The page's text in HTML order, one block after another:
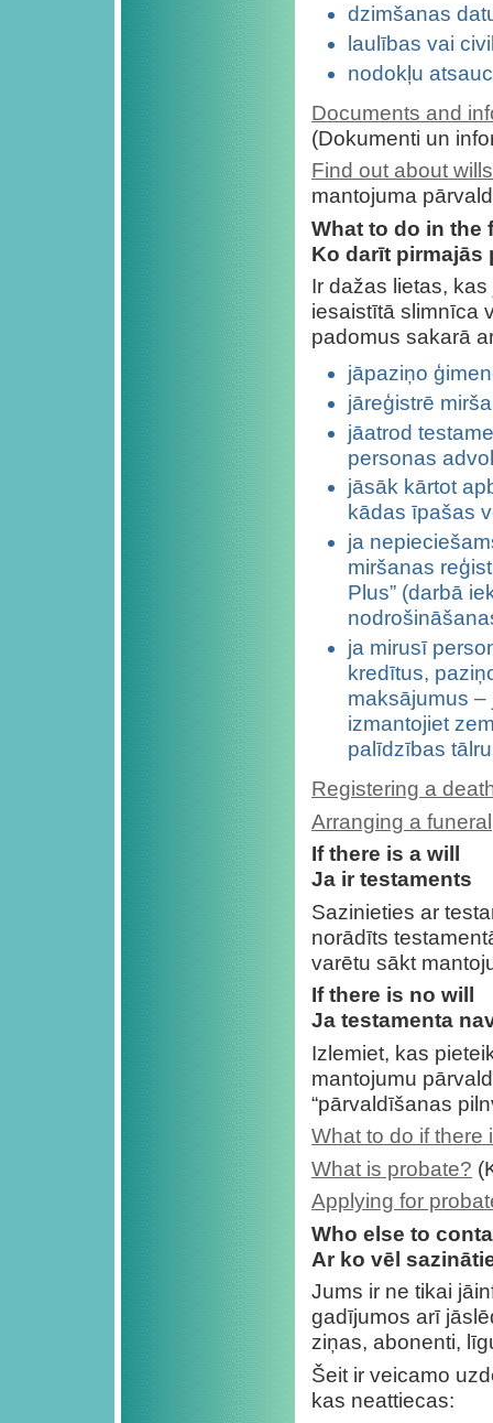
dzimšanas
laulības vai
nodokļu
Documents and
(Dokumenti un
Find out about
mantojuma
What to do in the
Ko darīt pirmajās
Ir dažas lietas,
iesaistītā slimnīca
padomus sakarā
jāpaziņo
jāreģistrē
jāatrod
personas
jāsāk kārtot
kādas īpašas
ja
miršanas
Plus” (darbā
ja mirusī
kredītus,
maksājumus –
izmantojiet
palīdzības
Registering a
Arranging a funeral
If there is a will
Ja ir testaments
Sazinieties ar
norādīts
varētu sākt
If there is no will
Ja testamenta
Izlemiet, kas
mantojumu
“pārvaldīšanas
What to do if there
What is probate?
Applying for
Who else to
Ar ko vēl
Jums ir ne tikai
gadījumos arī
ziņas, abonenti,
Šeit ir veicamo
kas neattiecas: